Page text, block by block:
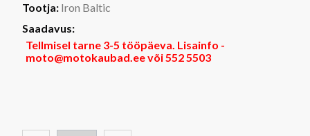
Tootja: Iron Baltic
Saadavus:
Tellmisel tarne 3-5 tööpäeva. Lisainfo -
moto@motokaubad.ee või 552 5503